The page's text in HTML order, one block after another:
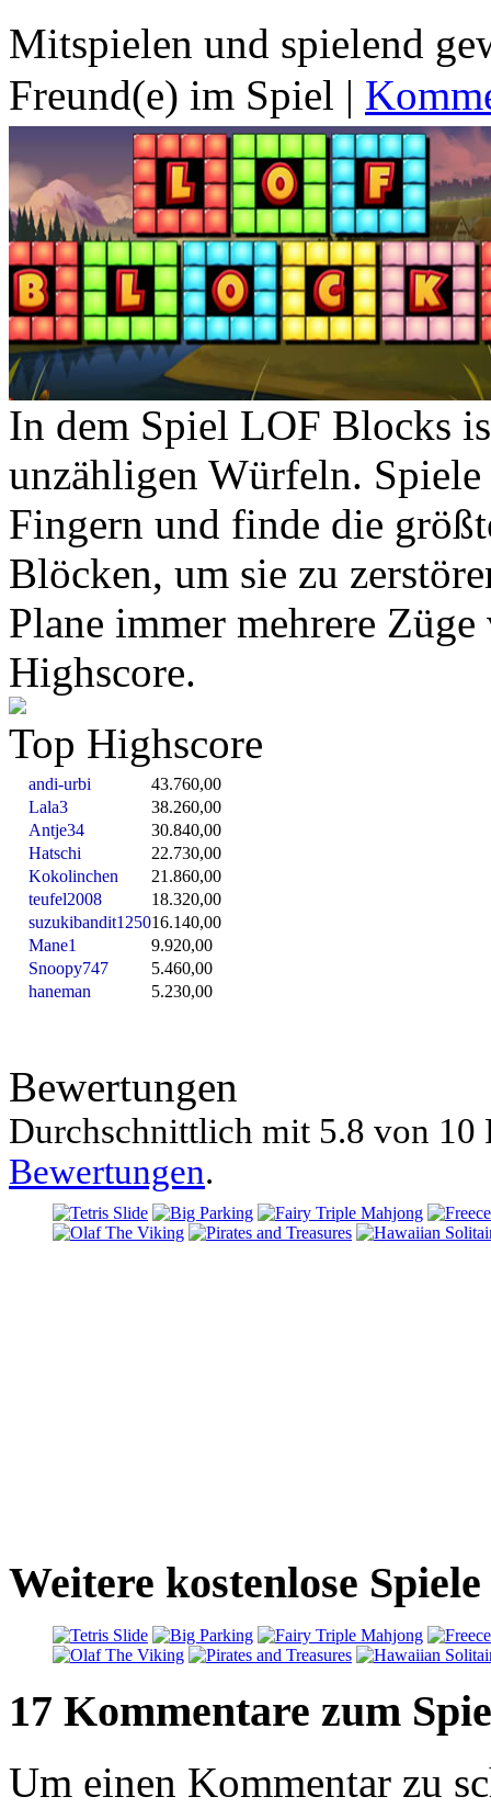
Mitspielen und spielend
Freund(e) im Spiel |
In dem Spiel LOF Blocks
unzähligen Würfeln.
Fingern und finde die
Blöcken, um sie zu
Plane immer mehrere
Highscore.
Top Highscore
andi-urbi
43.760,00
Lala3
38.260,00
Antje34
30.840,00
Hatschi
22.730,00
Kokolinchen
21.860,00
teufel2008
18.320,00
suzukibandit125016.140,00
Mane1
9.920,00
Snoopy747
5.460,00
haneman
5.230,00
Bewertungen
Durchschnittlich mit 5.8 von 10
Bewertungen.
Weitere kostenlose
17 Kommentare zum
Um einen Kommentar zu